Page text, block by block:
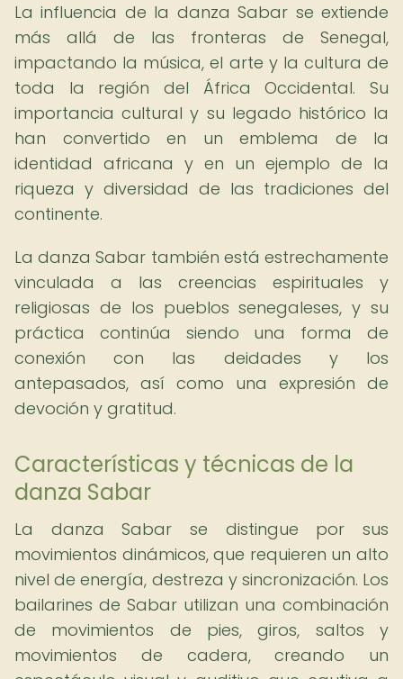
La influencia de la danza Sabar se extiende
más allá de las fronteras de Senegal,
impactando la música, el arte y la cultura de
toda la región del África Occidental. Su
importancia cultural y su legado histórico la
han convertido en un emblema de la
identidad africana y en un ejemplo de la
riqueza y diversidad de las tradiciones del
continente.
La danza Sabar también está estrechamente
vinculada a las creencias espirituales y
religiosas de los pueblos senegaleses, y su
práctica continúa siendo una forma de
conexión con las deidades y los
antepasados, así como una expresión de
devoción y gratitud.
Características y técnicas de la
danza Sabar
La danza Sabar se distingue por sus
movimientos dinámicos, que requieren un alto
nivel de energía, destreza y sincronización. Los
bailarines de Sabar utilizan una combinación
de movimientos de pies, giros, saltos y
movimientos de cadera, creando un